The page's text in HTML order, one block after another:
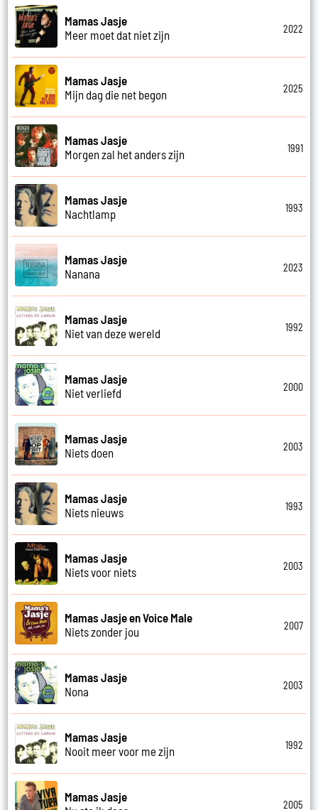
Mamas Jasje
Meer moet dat niet zijn
2022
Mamas Jasje
Mijn dag die net begon
2025
Mamas Jasje
Morgen zal het anders zijn
1991
Mamas Jasje
Nachtlamp
1993
Mamas Jasje
Nanana
2023
Mamas Jasje
Niet van deze wereld
1992
Mamas Jasje
Niet verliefd
2000
Mamas Jasje
Niets doen
2003
Mamas Jasje
Niets nieuws
1993
Mamas Jasje
Niets voor niets
2003
Mamas Jasje en Voice Male
Niets zonder jou
2007
Mamas Jasje
Nona
2003
Mamas Jasje
Nooit meer voor me zijn
1992
Mamas Jasje
2005